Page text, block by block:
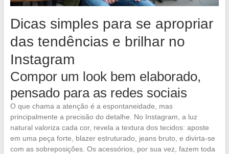
Dicas simples para se apropriar
das tendências e brilhar no
Instagram
Compor um look bem elaborado,
pensado para as redes sociais
O que chama a atenção é a espontaneidade, mas
principalmente a precisão do detalhe. No Instagram, a luz
natural valoriza cada cor, revela a textura dos tecidos: aposte
em uma peça forte, blazer estruturado, jeans bruto, e divirta-se
com as sobreposições. Os acessórios, por sua vez, fazem toda